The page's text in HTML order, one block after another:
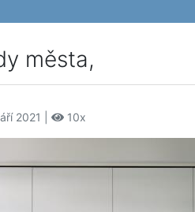
města,
2021 | 10x